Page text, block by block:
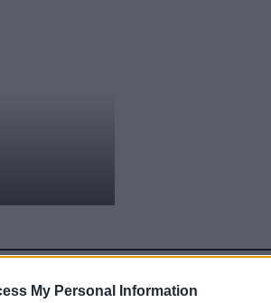
My Personal Information